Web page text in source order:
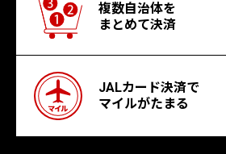
複数自治体を
まとめて決済
JALカード決済で
マイルがたまる